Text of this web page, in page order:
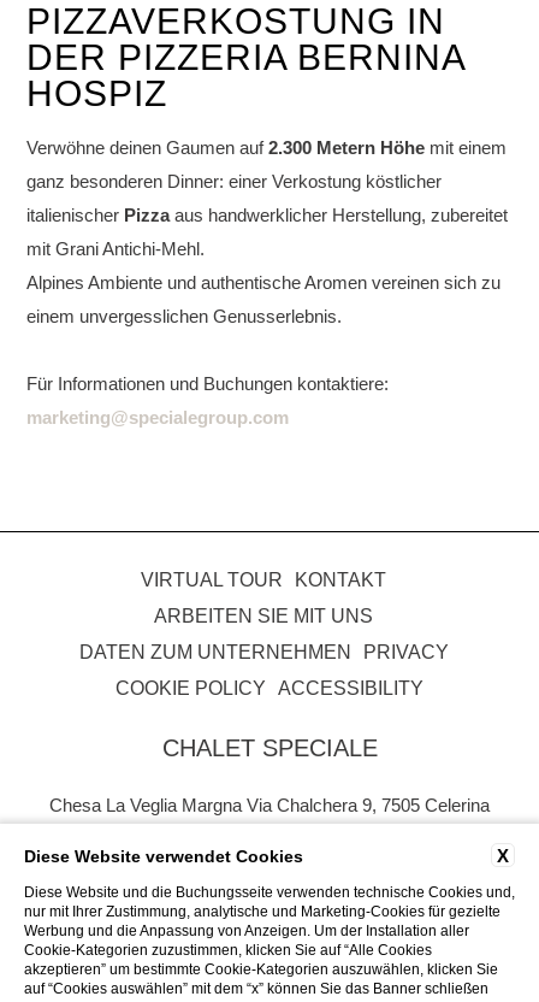
PIZZAVERKOSTUNG IN
DER PIZZERIA BERNINA
HOSPIZ
Verwöhne deinen Gaumen auf2.300 Metern Höhe mit einem
ganz besonderen Dinner: einer Verkostung köstlicher
italienischer Pizzaaus handwerklicher Herstellung, zubereitet
mit Grani Antichi-Mehl.
Alpines Ambiente und authentische Aromen vereinen sich zu
einem unvergesslichen Genusserlebnis.
Für Informationen und Buchungen kontaktiere:
marketing@specialegroup.com
VIRTUAL TOUR
KONTAKT
ARBEITEN SIE MIT UNS
DATEN ZUM UNTERNEHMEN
PRIVACY
COOKIE POLICY
ACCESSIBILITY
CHALET SPECIALE
Chesa La Veglia Margna Via Chalchera 9, 7505 Celerina
Email.hotel@chaletspeciale.com
P.Iva. CHE - 113.724.220
X
Diese Website verwendet Cookies
Diese Website und die Buchungsseite verwenden technische Cookies und,
nur mit Ihrer Zustimmung, analytische und Marketing-Cookies für gezielte
Werbung und die Anpassung von Anzeigen. Um der Installation aller
Cookie-Kategorien zuzustimmen, klicken Sie auf “Alle Cookies
akzeptieren” um bestimmte Cookie-Kategorien auszuwählen, klicken Sie
auf “Cookies auswählen” mit dem “x” können Sie das Banner schließen